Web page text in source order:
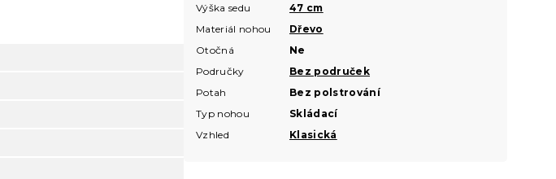
Výška sedu
47 cm
Materiál nohou
Dřevo
Otočná
Ne
Područky
Bez područek
Potah
Bez polstrování
Typ nohou
Skládací
Vzhled
Klasická